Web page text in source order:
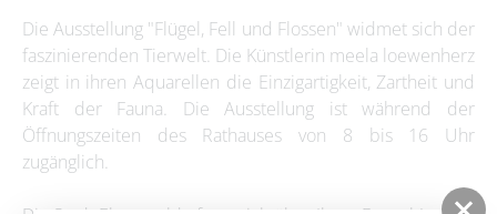
Die Ausstellung "Flügel, Fell und Flossen" widmet sich der
faszinierenden Tierwelt. Die Künstlerin meela loewenherz
zeigt in ihren Aquarellen die Einzigartigkeit, Zartheit und
Kraft der Fauna. Die Ausstellung ist während der
Öffnungszeiten des Rathauses von 8 bis 16 Uhr
zugänglich.